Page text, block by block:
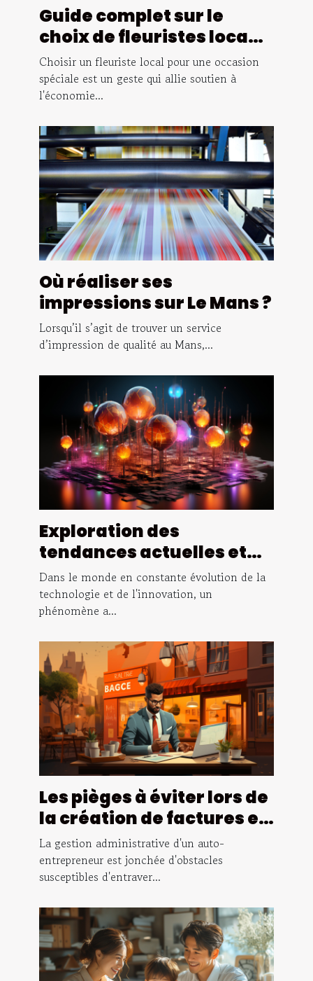
Guide complet sur le
choix de fleuristes locaux
pour des occasions
spéciales
Choisir un fleuriste local pour une occasion
spéciale est un geste qui allie soutien à
l'économie...
Où réaliser ses
impressions sur Le Mans ?
Lorsqu’il s’agit de trouver un service
d’impression de qualité au Mans,...
Exploration des
tendances actuelles et
futures du marché des
NFT : Opportunités et
défis
Dans le monde en constante évolution de la
technologie et de l'innovation, un
phénomène a...
Les pièges à éviter lors de
la création de factures en
tant qu'auto-
entrepreneur
La gestion administrative d'un auto-
entrepreneur est jonchée d'obstacles
susceptibles d'entraver...